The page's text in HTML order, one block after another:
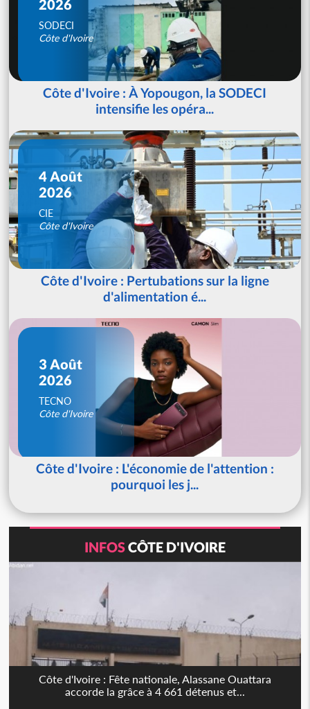
2026
SODECI
Côte d'Ivoire
Côte d'Ivoire : À Yopougon, la SODECI
intensifie les opéra...
4 Août
2026
CIE
Côte d'Ivoire
Côte d'Ivoire : Pertubations sur la ligne
d'alimentation é...
3 Août
2026
TECNO
Côte d'Ivoire
Côte d'Ivoire : L'économie de l'attention :
pourquoi les j...
INFOSCÔTE D'IVOIRE
Côte d'Ivoire : Fête nationale, Alassane Ouattara
accorde la grâce à 4 661 détenus et...